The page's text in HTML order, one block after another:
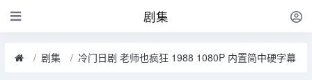
剧集
剧集 冷门日剧 老师也疯狂 1988 1080P 内置简中硬字幕